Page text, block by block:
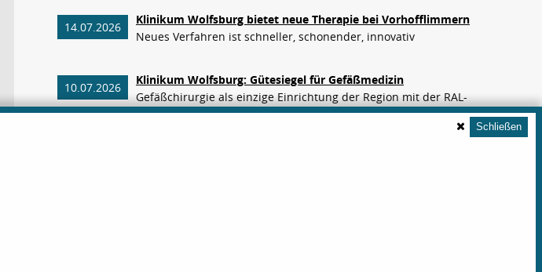
Schließen
14.07.2026
Klinikum Wolfsburg bietet neue Therapie bei Vorhofflimmern
Neues Verfahren ist schneller, schonender, innovativ
10.07.2026
Klinikum Wolfsburg: Gütesiegel für Gefäßmedizin
Gefäßchirurgie als einzige Einrichtung der Region mit der RAL-
Zertifizierung für die Behandlung von Aortenaneurysmen sowie